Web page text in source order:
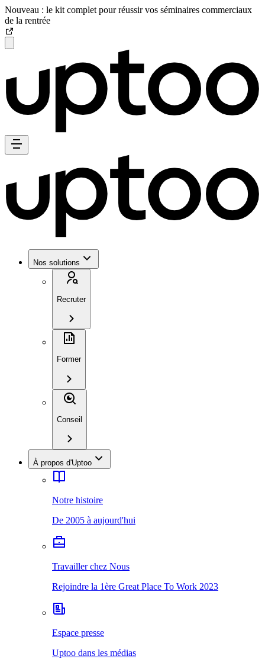
Nouveau : le kit complet pour réussir vos séminaires commerciaux
de la rentrée
Nos solutions
Recruter
Former
Conseil
À propos d'Uptoo
Notre histoire
De 2005 à aujourd'hui
Travailler chez Nous
Rejoindre la 1ère Great Place To Work 2023
Espace presse
Uptoo dans les médias